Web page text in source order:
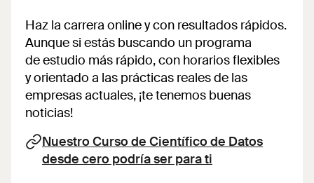
Haz la carrera online y con resultados rápidos.
Aunque si estás buscando un programa
de estudio más rápido, con horarios flexibles
y orientado a las prácticas reales de las
empresas actuales, ¡te tenemos buenas
noticias!
Nuestro Curso de Científico de Datos
desde cero podría ser para ti